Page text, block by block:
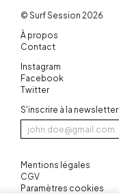
© Surf Session 2026
À propos
Contact
Instagram
Facebook
Twitter
S'inscrire à la newsletter
Mentions légales
CGV
Paramètres cookies